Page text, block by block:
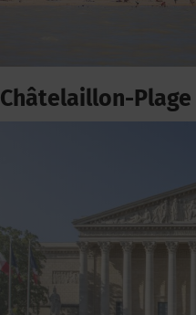
Châtelaillon-Plage